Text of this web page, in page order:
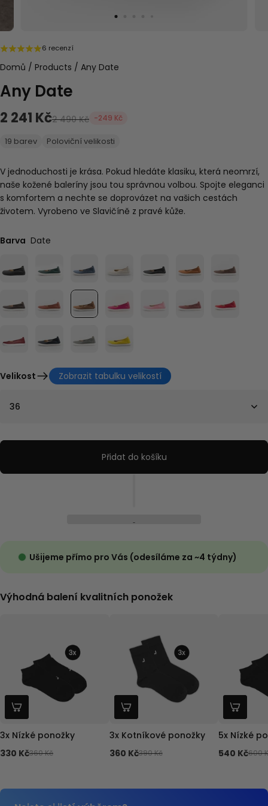
6 recenzí
Domů / Products / Any Date
Any Date
2 241 Kč2 490 Kč -249 Kč
19 barev Poloviční velikosti
V jednoduchosti je krása. Pokud hledáte klasiku, která neomrzí,
naše kožené baleríny jsou tou správnou volbou. Spojte eleganci
s komfortem a nechte se doprovázet na vašich cestách
životem. Vyrobeno ve Slavičíně z pravé kůže.
Barva Date
Velikost Zobrazit tabulku velikostí
36
Přidat do košíku
Ušijeme přímo pro Vás (odesíláme za ~4 týdny)
Výhodná balení kvalitních ponožek
3x Nízké ponožky
330 Kč360 Kč
3x Kotníkové ponožky
360 Kč390 Kč
5x Nízké
540 Kč600